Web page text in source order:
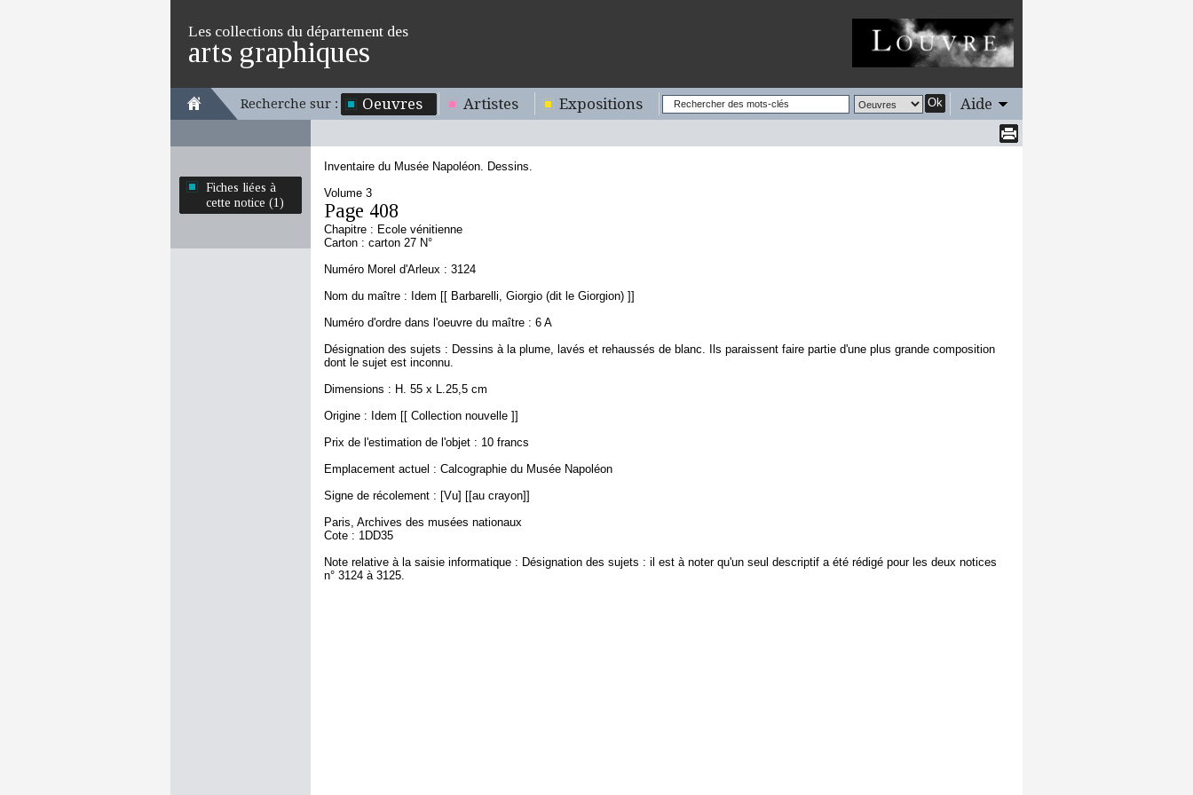
Les collections du département des
arts graphiques
Recherche sur : Oeuvres Artistes Expositions Ok Aide
Fiches liées à
cette notice (1)
Inventaire du Musée Napoléon. Dessins.
Volume 3
Page 408
Chapitre : Ecole vénitienne
Carton : carton 27 N°
Numéro Morel d'Arleux : 3124
Nom du maître : Idem [[ Barbarelli, Giorgio (dit le Giorgion) ]]
Numéro d'ordre dans l'oeuvre du maître : 6 A
Désignation des sujets : Dessins à la plume, lavés et rehaussés de blanc. Ils paraissent faire partie d'une plus grande composition
dont le sujet est inconnu.
Dimensions : H. 55 x L.25,5 cm
Origine : Idem [[ Collection nouvelle ]]
Prix de l'estimation de l'objet : 10 francs
Emplacement actuel : Calcographie du Musée Napoléon
Signe de récolement : [Vu] [[au crayon]]
Paris, Archives des musées nationaux
Cote : 1DD35
Note relative à la saisie informatique : Désignation des sujets : il est à noter qu'un seul descriptif a été rédigé pour les deux notices
n° 3124 à 3125.